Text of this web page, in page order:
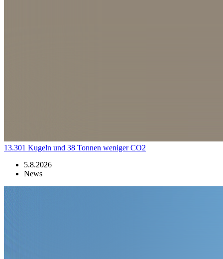
13.301 Kugeln und 38 Tonnen weniger CO2
5.8.2026
News